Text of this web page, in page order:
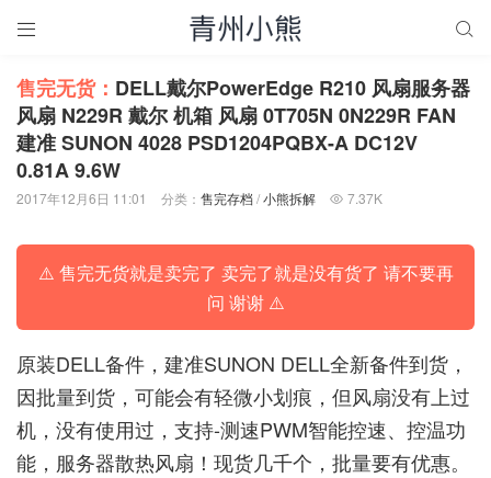
 
售完无货： DELL戴尔PowerEdge R210 风扇服务器
风扇 N229R 戴尔 机箱 风扇 0T705N 0N229R FAN
建准 SUNON 4028 PSD1204PQBX-A DC12V
0.81A 9.6W
2017年12月6日 11:01 分类： 售完存档/小熊拆解  7.37K
⚠️ 售完无货就是卖完了 卖完了就是没有货了 请不要再
问 谢谢 ⚠️
原装DELL备件，建准SUNON DELL全新备件到货，
因批量到货，可能会有轻微小划痕，但风扇没有上过
机，没有使用过，支持-测速PWM智能控速、控温功
能，服务器散热风扇！现货几千个，批量要有优惠。